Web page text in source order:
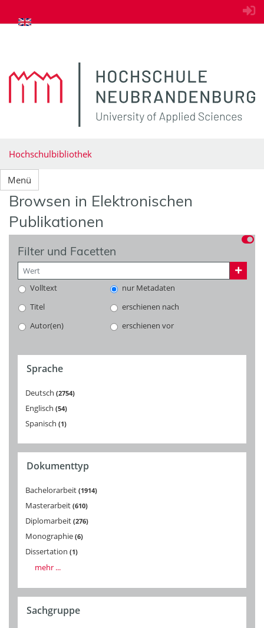
zum Inhalt springen
Hochschulbibliothek
Menü
Browsen in Elektronischen
Publikationen
Filter und Facetten
Volltext
nur Metadaten
Titel
erschienen nach
Autor(en)
erschienen vor
Sprache
Deutsch 2754
Englisch 54
Spanisch 1
Dokumenttyp
Bachelorarbeit 1914
Masterarbeit 610
Diplomarbeit 276
Monographie 6
Dissertation 1
mehr ...
Sachgruppe